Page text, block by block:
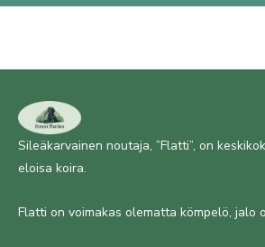
Sileäkarvainen noutaja, ”Flatti”, on
eloisa koira.
Flatti on voimakas olematta kömpelö, jalo